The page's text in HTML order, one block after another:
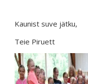
Kaunist suve jätku,
Teie Piruett